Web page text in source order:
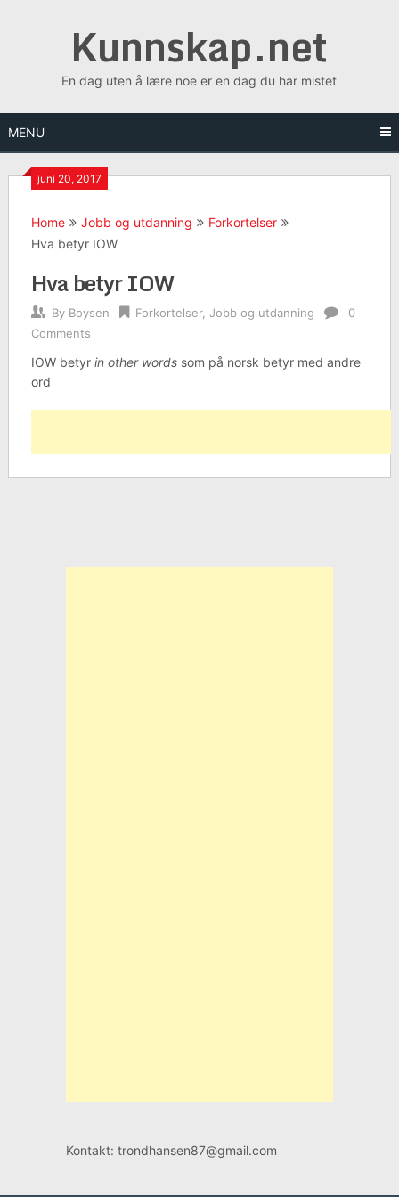
Kunnskap.net
En dag uten å lære noe er en dag du har mistet
MENU
juni 20, 2017
Home Jobb og utdanning
Forkortelser
Hva betyr IOW
Hva betyr IOW
By Boysen Forkortelser, Jobb og utdanning
0
Comments
IOW betyr in other wordssom på norsk betyr med andre
ord
Kontakt: trondhansen87@gmail.com